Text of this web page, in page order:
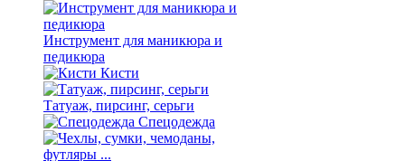
Инструмент для маникюра и
педикюра
Кисти
Татуаж, пирсинг, серьги
Спецодежда